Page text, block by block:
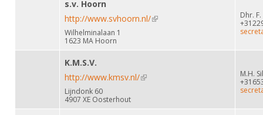
s.v. Hoorn
http://www.svhoorn.nl/(link is external)
Wilhelminalaan 1
1623 MA Hoorn
Dhr.
K.M.S.V.
http://www.kmsv.nl/(link is external)
Lijndonk 60
4907 XE Oosterhout
M.H.